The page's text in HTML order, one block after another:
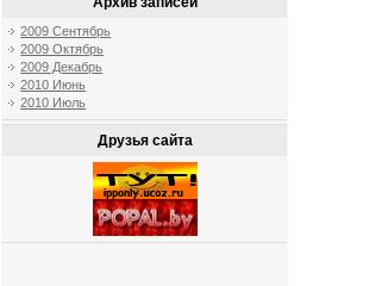
2009 Сентябрь
2009 Октябрь
2009 Декабрь
2010 Июнь
2010 Июль
Друзья сайта